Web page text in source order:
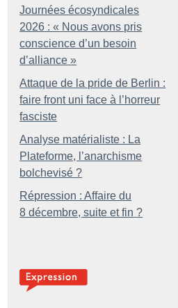
Journées écosyndicales
2026 : « Nous avons pris
conscience d’un besoin
d’alliance »
Attaque de la pride de Berlin :
faire front uni face à l’horreur
fasciste
Analyse matérialiste : La
Plateforme, l’anarchisme
bolchevisé ?
Répression : Affaire du
8 décembre, suite et fin ?